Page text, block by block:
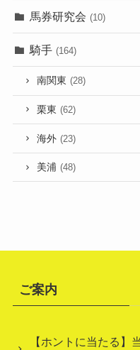
馬券研究会 (10)
騎手 (164)
南関東 (28)
栗東 (62)
海外 (23)
美浦 (48)
ご案内
【ホントに当たる】